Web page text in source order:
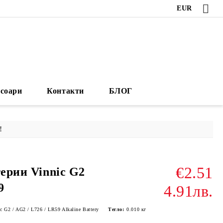
EUR
Контакти БЛОГ
!
Vinnic G2
€2.51
4.91лв.
G2 / AG2 / L726 / LR59 Alkaline Battery Тегло: 0.010 кг